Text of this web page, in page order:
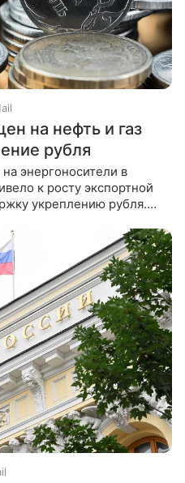
на нефть и газ
рубля
энергоносители в
к росту экспортной
укреплению рубля.